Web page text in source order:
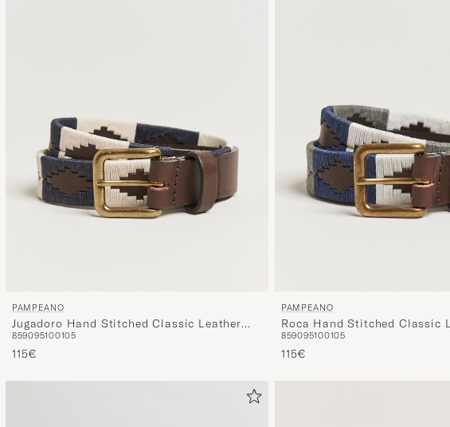
PAMPEANO
Jugadoro Hand Stitched Classic Leather
Belt 3,5cm Blue/White
859095100105
115€
PAMPEANO
Roca Hand Stitched Classic
3,5cm Blue/Grey/White
859095100105
115€